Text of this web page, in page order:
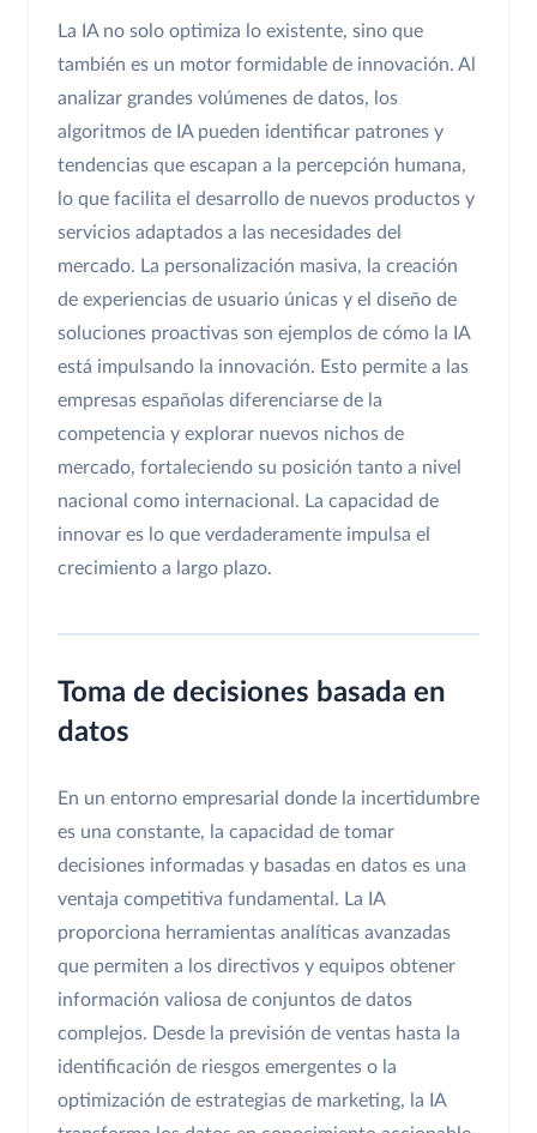
La IA no solo optimiza lo existente, sino que
también es un motor formidable de innovación. Al
analizar grandes volúmenes de datos, los
algoritmos de IA pueden identificar patrones y
tendencias que escapan a la percepción humana,
lo que facilita el desarrollo de nuevos productos y
servicios adaptados a las necesidades del
mercado. La personalización masiva, la creación
de experiencias de usuario únicas y el diseño de
soluciones proactivas son ejemplos de cómo la IA
está impulsando la innovación. Esto permite a las
empresas españolas diferenciarse de la
competencia y explorar nuevos nichos de
mercado, fortaleciendo su posición tanto a nivel
nacional como internacional. La capacidad de
innovar es lo que verdaderamente impulsa el
crecimiento a largo plazo.
Toma de decisiones basada en
datos
En un entorno empresarial donde la incertidumbre
es una constante, la capacidad de tomar
decisiones informadas y basadas en datos es una
ventaja competitiva fundamental. La IA
proporciona herramientas analíticas avanzadas
que permiten a los directivos y equipos obtener
información valiosa de conjuntos de datos
complejos. Desde la previsión de ventas hasta la
identificación de riesgos emergentes o la
optimización de estrategias de marketing, la IA